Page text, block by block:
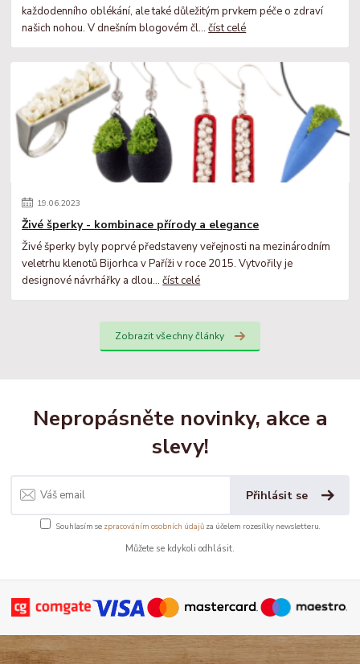
každodenního oblékání, ale také důležitým prvkem péče o zdraví
našich nohou. V dnešním blogovém čl...číst celé
19.06.2023
Živé šperky - kombinace přírody a elegance
Živé šperky byly poprvé představeny veřejnosti na mezinárodním
veletrhu klenotů Bijorhca v Paříži v roce 2015. Vytvořily je
designové návrhářky a dlou...číst celé
Zobrazit všechny články
Nepropásněte novinky, akce a
slevy!
Přihlásit se
Souhlasím se zpracováním osobních údajůza účelem rozesílky newsletteru.
Můžete se kdykoli odhlásit.